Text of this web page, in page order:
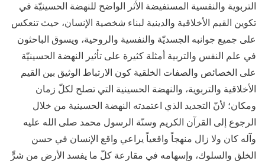
التربوية والنفسية المستفيضة الأثر الواضح للنهضة الحسينيّة في
تكوين القيم الأخلاقية والدينية لبناء شخصية الإنسان، حيث تنعكس
على جميع جوانبه الجسديّة والنفسية والروحية، ويسوق الباحثون
في علم النفس والتربية أمثلة كثيرة على تأثير النهضة الحسينيّة
على الخصائص والصفات الخلقية كون الارتباط الوثيق بين القيم
الأخلاقية والتربوية، والنهضة الحسينية التي تصلح لكلّ زمان
ومكان؛ لأنّ التجديد الذي اعتمدته النهضة الحسينية من خلال
الرجوع إلى القرآن الكريم وسنّة الرسول محمد صلى الله عليه
وآله كان ولا زال منهجاً واقعياً يراعي واقع الإنسان في حسن
الخلق والسلوك، وإسهامه في مقارعة كلّ ما يفسد الأرض من شرٍّ